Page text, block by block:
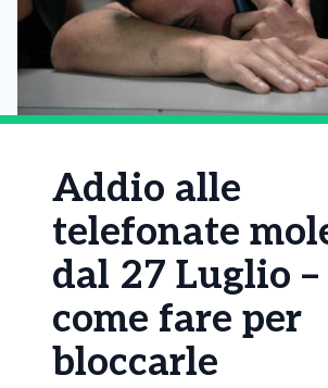
Addio alle
telefonate
dal 27 Luglio –
come fare per
bloccarle